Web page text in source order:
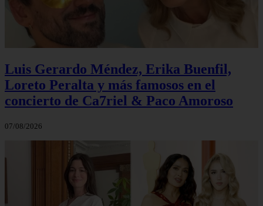
Luis Gerardo Méndez, Erika Buenfil,
Loreto Peralta y más famosos en el
concierto de Ca7riel & Paco Amoroso
07/08/2026